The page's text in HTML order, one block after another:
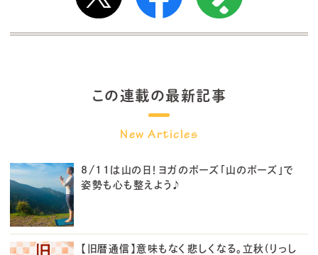
この連載の最新記事
8/11は山の日！ヨガのポーズ「山のポーズ」で
姿勢も心も整えよう♪
【旧暦通信】意味もなく悲しくなる。立秋(りっし